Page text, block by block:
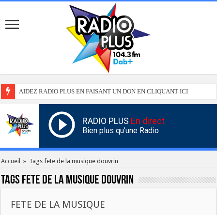
AIDEZ RADIO PLUS EN FAISANT UN DON EN CLIQUANT ICI
RADIO PLUS En direct
Bien plus qu'une Radio
Accueil » Tags fete de la musique douvrin
Tags fete de la musique douvrin
FETE DE LA MUSIQUE